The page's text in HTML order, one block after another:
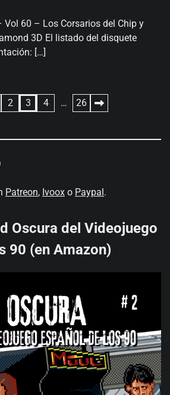
Vol 60 – Los Corsarios del Chip y
3D El listado del disquete
[…]
2 3 4 … 26
Patreon, Ivoox o Paypal.
Oscura del Videojuego
90 (en Amazon)